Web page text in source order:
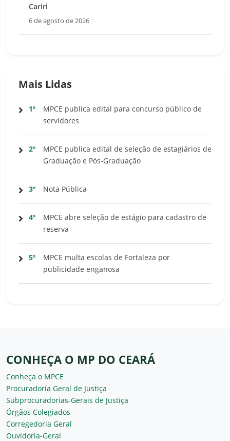
Cariri
6 de agosto de 2026
Mais Lidas
1º
MPCE publica edital para concurso público de
servidores
2º
MPCE publica edital de seleção de estagiários de
Graduação e Pós-Graduação
3º Nota Pública
4º
MPCE abre seleção de estágio para cadastro de
reserva
5º
MPCE multa escolas de Fortaleza por
publicidade enganosa
CONHEÇA O MP DO CEARÁ
Conheça o MPCE
Procuradoria Geral de Justiça
Subprocuradorias-Gerais de Justiça
Órgãos Colegiados
Corregedoria Geral
Ouvidoria-Geral